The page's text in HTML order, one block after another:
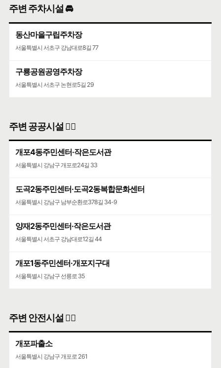
주변 주차시설 🚘
동산마을구립주차장
서울특별시 서초구 강남대로8길 77
구룡공원공영주차장
서울특별시 서초구 논현로5길 29
주변 공공시설 👨‍✈️
개포4동주민센터·작은도서관
서울특별시 강남구 개포로24길 33
도곡2동주민센터·도곡2동복합문화센터
서울특별시 강남구 남부순환로378길 34-9
양재2동주민센터·작은도서관
서울특별시 서초구 강남대로12길 44
개포1동주민센터·개포지구대
서울특별시 강남구 선릉로 35
주변 안전시설 👮‍♀️
개포파출소
서울특별시 강남구 개포로 261